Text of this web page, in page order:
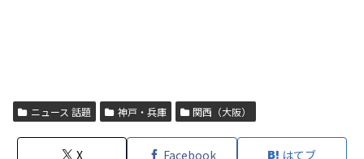
ニュース 話題 神戸・兵庫 関西（大阪）
X Facebook はてブ